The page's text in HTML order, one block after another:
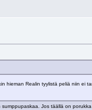
hieman Realin tyylistä peliä niin
Jos täällä on